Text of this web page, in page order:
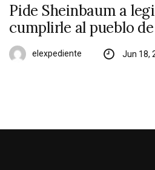
Pide Sheinbaum a
cumplirle al pueblo
elexpediente Jun 18,